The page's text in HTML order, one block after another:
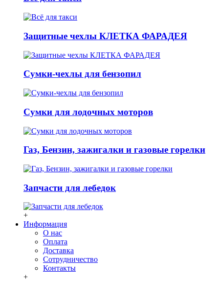
Защитные чехлы КЛЕТКА ФАРАДЕЯ
Сумки-чехлы для бензопил
Сумки для лодочных моторов
Газ, Бензин, зажигалки и газовые горелки
Запчасти для лебедок
+
Информация
О нас
Оплата
Доставка
Сотрудничество
Контакты
+